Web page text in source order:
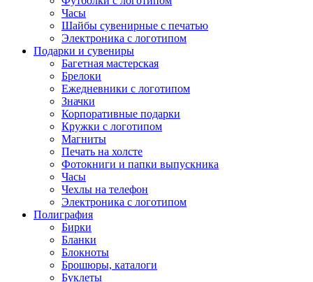
Часы
Шайбы сувенирные с печатью
Электроника с логотипом
Подарки и сувениры
Багетная мастерская
Брелоки
Ежедневники с логотипом
Значки
Корпоративные подарки
Кружки с логотипом
Магниты
Печать на холсте
Фотокниги и папки выпускника
Часы
Чехлы на телефон
Электроника с логотипом
Полиграфия
Бирки
Бланки
Блокноты
Брошюры, каталоги
Буклеты